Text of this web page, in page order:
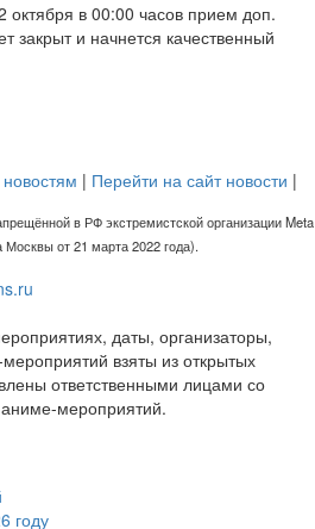
октября в 00:00 часов прием доп.
закрыт и начнется качественный
| Перейти на сайт новости |
в РФ экстремистской организации Meta
от 21 марта 2022 года).
даты, организаторы,
взяты из открытых
ответственными лицами со
мероприятий.
году